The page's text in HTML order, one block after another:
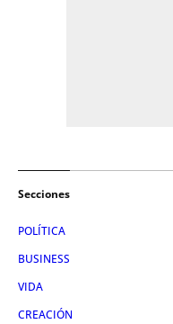
Secciones
POLÍTICA
BUSINESS
VIDA
CREACIÓN